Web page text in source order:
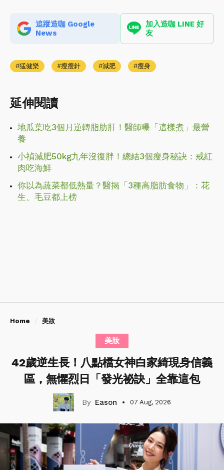
追蹤造咖 Google
News
加入造咖 LINE 好
友
猛健樂 瘦瘦針 減肥 瘦身
延伸閱讀
地瓜葉吃3個月逆轉脂肪肝！醫師曝「這樣煮」最營
養
小禎減肥50kg九年沒復胖！總結3個瘦身秘訣：戒紅
肉吃海鮮
你以為蔬菜都低熱量？醫揭「3種高脂肪食物」：花
生、毛豆都上榜
Home 美妝
美妝
42歲逆生長！八點檔女神白家綺現身信義
區，無懼烈日「發光祕訣」全靠這包
Eason 07 Aug, 2026